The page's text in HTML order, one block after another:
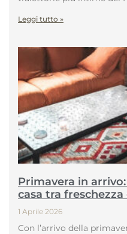
Leggi tutto »
Primavera in
casa tra
1 Aprile 2026
Con l’arrivo della